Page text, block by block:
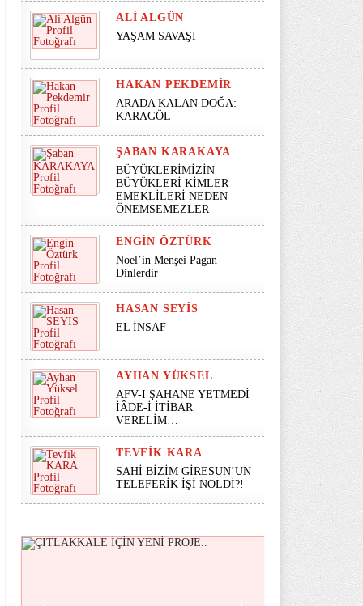
ALI ALGÜN
YAŞAM SAVAŞI
HAKAN PEKDEMIR
ARADA KALAN DOĞA:
KARAGÖL
ŞABAN KARAKAYA
BÜYÜKLERİMİZİN
BÜYÜKLERİ KİMLER
EMEKLİLERİ NEDEN
ÖNEMSEMEZLER
ENGIN ÖZTÜRK
Noel’in Menşei Pagan
Dinlerdir
HASAN SEYİS
EL İNSAF
AYHAN YÜKSEL
AFV-I ŞAHANE YETMEDİ
İÂDE-İ İTİBAR
VERELİM…
TEVFIK KARA
SAHİ BİZİM GİRESUN’UN
TELEFERİK İŞİ NOLDİ?!